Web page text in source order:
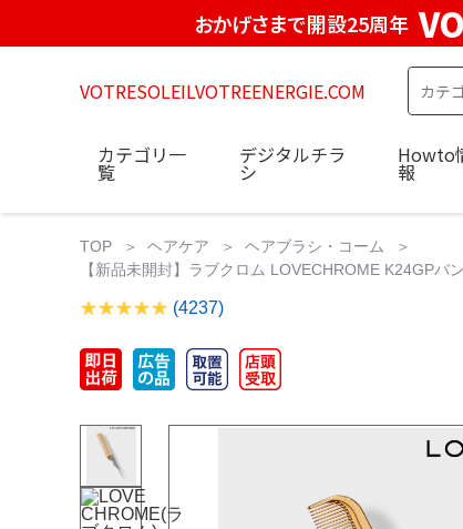
おかげさまで開設25周年
VOTRESOLEILVOTREENERGIE.COM
カテゴリ一
覧
デジタルチラ
シ
Howto
報
TOP ヘアケア
ヘアブラシ・コーム
【新品未開封】ラブクロム LOVECHROME K24GP
(4237)